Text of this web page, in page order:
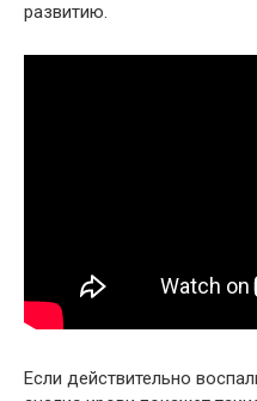
развитию.
Если действительно